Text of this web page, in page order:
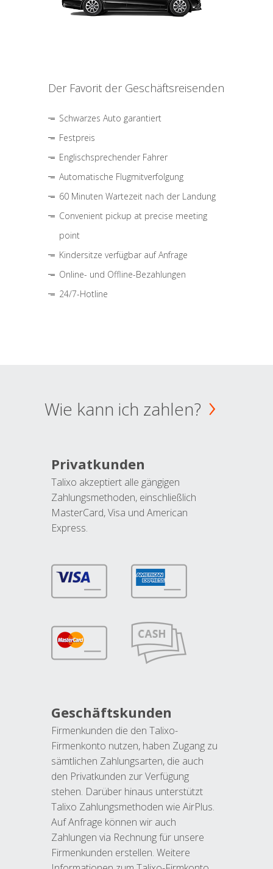
Der Favorit der Geschäftsreisenden
Schwarzes Auto garantiert
Festpreis
Englischsprechender Fahrer
Automatische Flugmitverfolgung
60 Minuten Wartezeit nach der Landung
Convenient pickup at precise meeting
point
Kindersitze verfügbar auf Anfrage
Online- und Offline-Bezahlungen
24/7-Hotline
Wie kann ich zahlen?
Privatkunden
Talixo akzeptiert alle gängigen
Zahlungsmethoden, einschließlich
MasterCard, Visa und American
Express.
Geschäftskunden
Firmenkunden die den Talixo-
Firmenkonto nutzen, haben Zugang zu
sämtlichen Zahlungsarten, die auch
den Privatkunden zur Verfügung
stehen. Darüber hinaus unterstützt
Talixo Zahlungsmethoden wie AirPlus.
Auf Anfrage können wir auch
Zahlungen via Rechnung für unsere
Firmenkunden erstellen. Weitere